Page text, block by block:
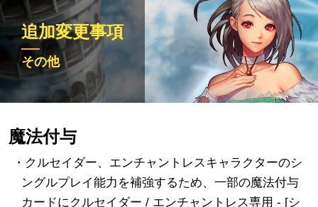
追加変更事項
その他
魔法付与
・クルセイダー、エンチャントレスキャラクターのシ
ングルプレイ能力を補強するため、一部の魔法付与
カードにクルセイダー / エンチャントレス専用 - [シ